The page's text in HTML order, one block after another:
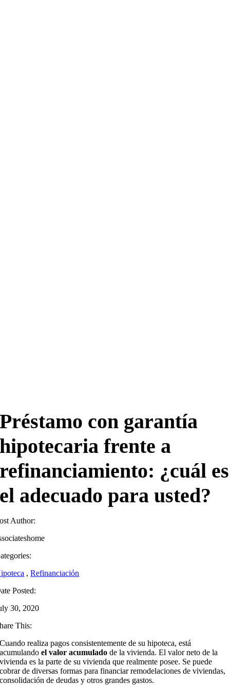
Préstamo con garantía
hipotecaria frente a
refinanciamiento: ¿cuál es
el adecuado para usted?
Author:
,Refinanciación
Posted:
30, 2020
This:
Cuando realiza pagos consistentemente de su hipoteca, está
acumulando el valor acumulado de la vivienda. El valor neto de la
vivienda es la parte de su vivienda que realmente posee. Se puede
cobrar de diversas formas para financiar remodelaciones de viviendas,
consolidación de deudas y otros grandes gastos.